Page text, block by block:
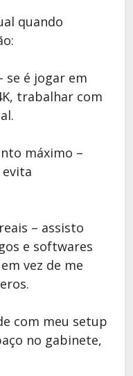
quando
se é jogar em
trabalhar com
máximo –
– assisto
e softwares
vez de me
com meu setup
no gabinete,